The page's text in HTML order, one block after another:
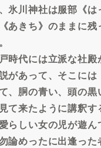
氷川神社は服部《
あきち》のままに
代には立派な社殿
があって、そこに
、胴の青い、頭の
て来たように講釈
らしい女の児が遊
論めったに出逢っ